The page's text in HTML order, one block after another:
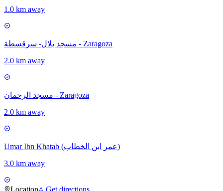
1.0 km away
مسجد بلال- سرقسطة - Zaragoza
2.0 km away
مسجد الرحمان - Zaragoza
2.0 km away
Umar Ibn Khatab (عمر ابن الخطاب)
3.0 km away
Location Get directions